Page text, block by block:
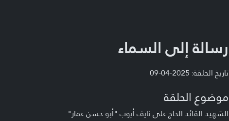
رسالة إلى السماء
تاريخ الحلقة: 2025-04-09
موضوع الحلقة
الشهيد القائد الحاج علي نايف أيوب "أبو حسن عمار"